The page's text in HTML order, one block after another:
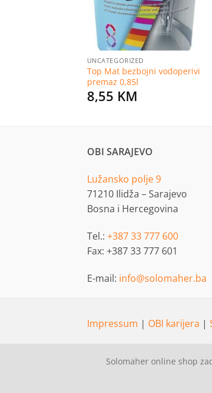
UNCATEGORIZED
Top Mat bezbojni vodoperivi
premaz 0,85l
8,55 KM
OBI SARAJEVO
Lužansko polje 9
71210 Ilidža – Sarajevo
Bosna i Hercegovina
Tel.: +387 33 777 600
Fax: +387 33 777 601
E-mail: info@solomaher.ba
Impressum | OBI karijera |
Solomaher online shop